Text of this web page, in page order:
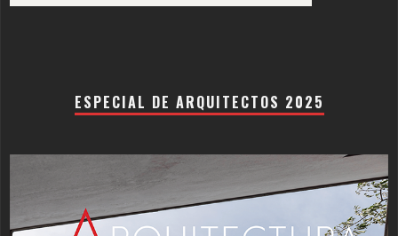
ESPECIAL DE ARQUITECTOS 2025